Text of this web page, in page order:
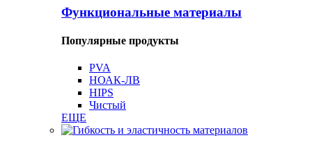
Функциональные материалы
Популярные продукты
PVA
НОАК-ЛВ
HIPS
Чистый
ЕЩЕ